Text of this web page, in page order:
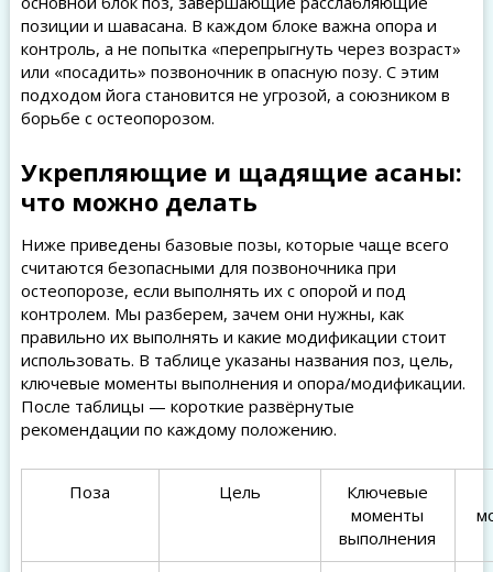
позиции и шавасана. В каждом блоке важна опора и
контроль, а не попытка «перепрыгнуть через возраст»
или «посадить» позвоночник в опасную позу. С этим
подходом йога становится не угрозой, а союзником в
борьбе с остеопорозом.
Укрепляющие и щадящие асаны:
что можно делать
Ниже приведены базовые позы, которые чаще всего
считаются безопасными для позвоночника при
остеопорозе, если выполнять их с опорой и под
контролем. Мы разберем, зачем они нужны, как
правильно их выполнять и какие модификации стоит
использовать. В таблице указаны названия поз, цель,
ключевые моменты выполнения и опора/модификации.
После таблицы — короткие развёрнутые
рекомендации по каждому положению.
Поза Цель
Ключевые
моменты
выполнения